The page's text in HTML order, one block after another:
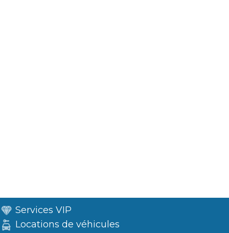
Services VIP
Locations de véhicules